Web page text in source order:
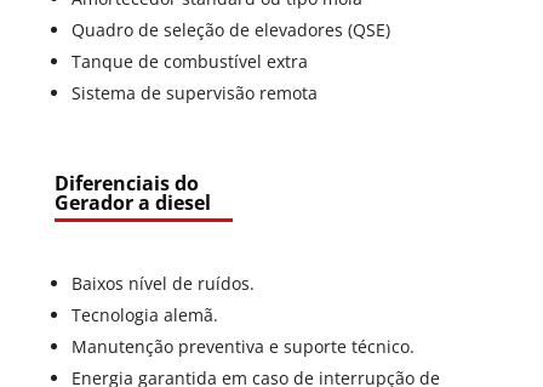
Quadro de seleção de elevadores (QSE)
Tanque de combustível extra
Sistema de supervisão remota
Diferenciais do
Gerador a diesel
Baixos nível de ruídos.
Tecnologia alemã.
Manutenção preventiva e suporte técnico.
Energia garantida em caso de interrupção de